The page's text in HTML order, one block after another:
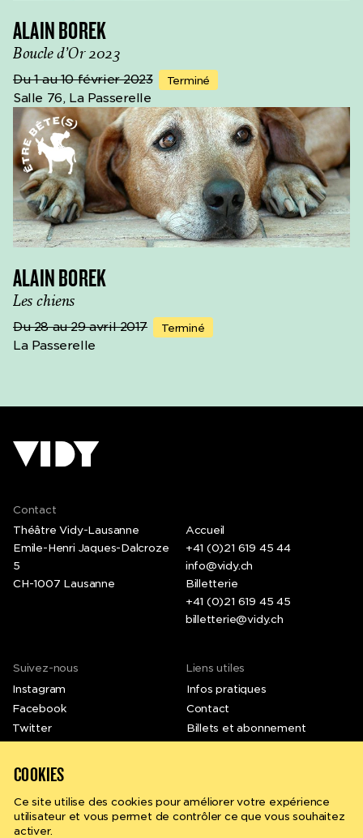
Rechercher
ALAIN BOREK
Boucle d’Or 2023
Du 1 au 10 février 2023 Terminé
Salle 76, La Passerelle
ALAIN BOREK
Les chiens
Du 28 au 29 avril 2017 Terminé
La Passerelle
Contact
Théâtre Vidy-Lausanne
Emile-Henri Jaques-Dalcroze
5
CH-1007 Lausanne
Accueil
+41 (0)21 619 45 44
info@vidy.ch
Billetterie
+41 (0)21 619 45 45
billetterie@vidy.ch
Liens utiles
Infos pratiques
Contact
Billets et abonnement
Suivez-nous
Instagram
Facebook
Twitter
Vimeo
COOKIES
Ce site utilise des cookies pour améliorer votre expérience
utilisateur et vous permet de contrôler ce que vous souhaitez
activer.